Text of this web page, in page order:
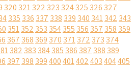
320 321322 323 324325 326 327
335 336 337 338 339 340 341342 343
351352 353 354355 356 357 358 359
367 368 369 370 371372 373 374
382 383 384385 386 387 388 389
397 398 399400401402403404405